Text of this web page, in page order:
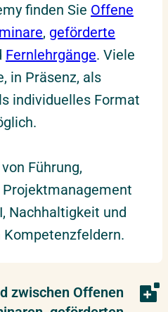
finden Sie Offene
, geförderte
Fernlehrgänge. Viele
in Präsenz, als
individuelles Format
Führung,
Nachhaltigkeit und
zwischen Offenen